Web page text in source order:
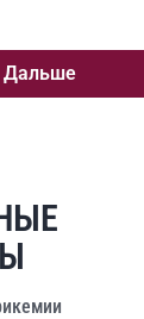
Дальше